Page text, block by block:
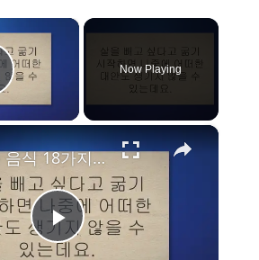
×
Video
Now Playing
×
P
살빼는 음식 18가지 체지방 확실히 빼는 다이어트